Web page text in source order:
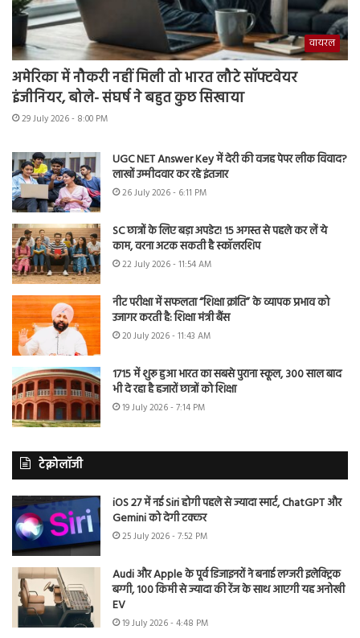
वायरल
अमेरिका में नौकरी नहीं मिली तो भारत लौटे सॉफ्टवेयर
इंजीनियर, बोले- संघर्ष ने बहुत कुछ सिखाया
29 July 2026 - 8:00 PM
UGC NET Answer Key में देरी की वजह पेपर लीक विवाद?
लाखों उम्मीदवार कर रहे इंतजार
26 July 2026 - 6:11 PM
SC छात्रों के लिए बड़ा अपडेट! 15 अगस्त से पहले कर लें ये
काम, वरना अटक सकती है स्कॉलरशिप
22 July 2026 - 11:54 AM
नीट परीक्षा में सफलता “शिक्षा क्रांति” के व्यापक प्रभाव को
उजागर करती है: शिक्षा मंत्री बैंस
20 July 2026 - 11:43 AM
1715 में शुरू हुआ भारत का सबसे पुराना स्कूल, 300 साल बाद
भी दे रहा है हजारों छात्रों को शिक्षा
19 July 2026 - 7:14 PM
टेक्नोलॉजी
iOS 27 में नई Siri होगी पहले से ज्यादा स्मार्ट, ChatGPT और
Gemini को देगी टक्कर
25 July 2026 - 7:52 PM
Audi और Apple के पूर्व डिजाइनरों ने बनाई लग्जरी इलेक्ट्रिक
बग्गी, 100 किमी से ज्यादा की रेंज के साथ आएगी यह अनोखी
EV
19 July 2026 - 4:48 PM